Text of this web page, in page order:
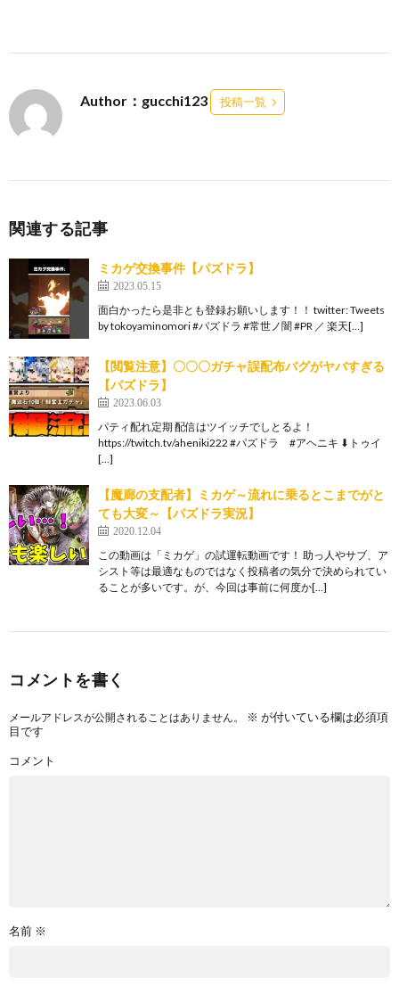
Author：gucchi123 投稿一覧
関連する記事
ミカゲ交換事件【パズドラ】
2023.05.15
面白かったら是非とも登録お願いします！！ twitter: Tweets
by tokoyaminomori #パズドラ #常世ノ闇 #PR ／ 楽天[…]
【閲覧注意】〇〇〇ガチャ誤配布バグがヤバすぎる
【パズドラ】
2023.06.03
パティ配れ定期 配信はツイッチでしとるよ！
https://twitch.tv/aheniki222 #パズドラ #アヘニキ ⬇︎トゥイ
[…]
【魔廊の支配者】ミカゲ～流れに乗るとこまでがと
ても大変～【パズドラ実況】
2020.12.04
この動画は「ミカゲ」の試運転動画です！ 助っ人やサブ、ア
シスト等は最適なものではなく投稿者の気分で決められてい
ることが多いです。が、今回は事前に何度か[…]
コメントを書く
メールアドレスが公開されることはありません。 ※ が付いている欄は必須項
目です
コメント
名前 ※